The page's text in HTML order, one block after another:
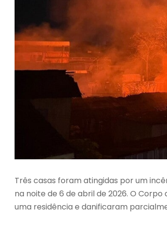
Três casas foram atingidas por um
na noite de 6 de abril de 2026. O
uma residência e danificaram